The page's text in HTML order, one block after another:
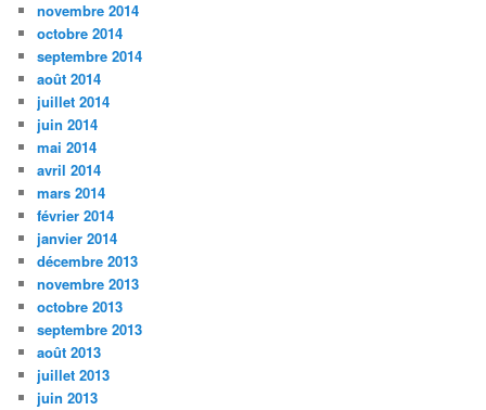
novembre 2014
octobre 2014
septembre 2014
août 2014
juillet 2014
juin 2014
mai 2014
avril 2014
mars 2014
février 2014
janvier 2014
décembre 2013
novembre 2013
octobre 2013
septembre 2013
août 2013
juillet 2013
juin 2013